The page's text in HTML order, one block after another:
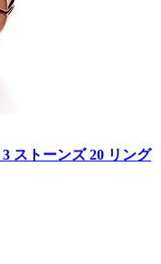
3 ストーンズ 20 リング